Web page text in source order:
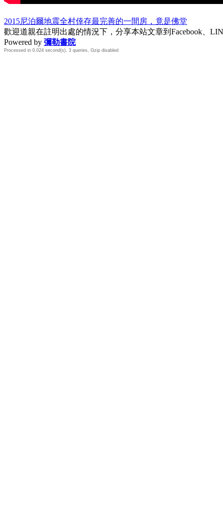
2015尼泊爾地震全村倖存最完善的一間房，竟是佛堂
歡迎道親在註明出處的情況下，分享本站文章到Facebook、
Powered by 彌勒書院
Processed in 0.024 second(s), 3 queries, Gzip disabled